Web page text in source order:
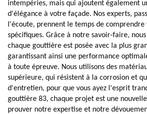
intempéries, mais qui ajoutent également
d'élégance à votre façade. Nos experts,
l'écoute, prennent le temps de comprendre
spécifiques. Grâce à notre savoir-faire, nous
chaque gouttière est posée avec la plus
garantissant ainsi une performance
à toute épreuve. Nous utilisons des
supérieure, qui résistent à la corrosion et
d'entretien, pour que vous ayez l'esprit
gouttière 83, chaque projet est une
prouver notre expertise et notre